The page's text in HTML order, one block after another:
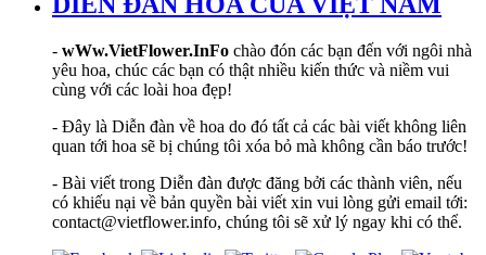
- wWw.VietFlower.InFo chào đón các bạn đến với ngôi nhà
yêu hoa, chúc các bạn có thật nhiều kiến thức và niềm vui
cùng với các loài hoa đẹp!
- Đây là Diễn đàn về hoa do đó tất cả các bài viết không liên
quan tới hoa sẽ bị chúng tôi xóa bỏ mà không cần báo trước!
- Bài viết trong Diễn đàn được đăng bởi các thành viên, nếu
có khiếu nại về bản quyền bài viết xin vui lòng gửi email tới:
contact@vietflower.info, chúng tôi sẽ xử lý ngay khi có thể.